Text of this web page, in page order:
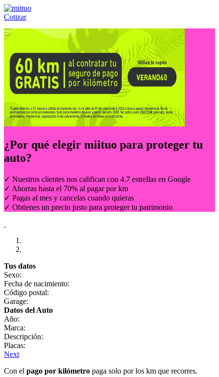
Cotizar
Llámanos al:(55) 84-21-05-00 ó
¿Por qué elegir miituo para proteger tu
auto?
✓ Nuestros clientes nos califican con 4.7 estrellas en Google
✓ Ahorras hasta el 70% al pagar por km
✓ Pagas al mes y cancelas cuando quieras
✓ Obtienes un precio justo para proteger tu patrimonio
Tus datos
Sexo:
Fecha de nacimiento:
Código postal:
Garage:
Datos del Auto
Año:
Marca:
Descripción:
Placas:
Next
Con el pago por kilómetro paga solo por los km que recorres.